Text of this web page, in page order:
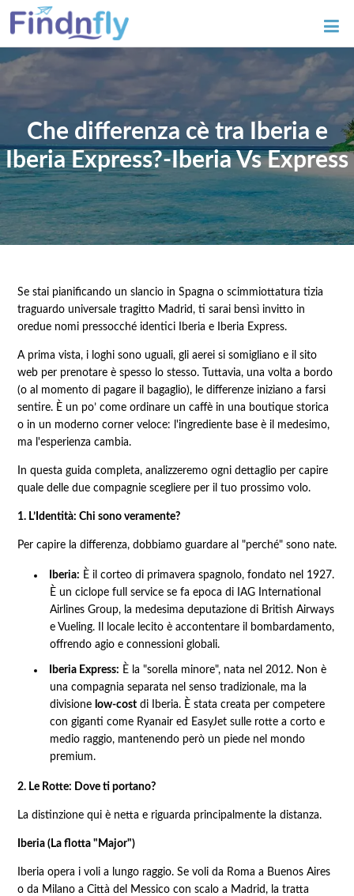
Che differenza cè tra Iberia e
Iberia Express?-Iberia Vs Express
Se stai pianificando un slancio in Spagna o scimmiottatura tizia
traguardo universale tragitto Madrid, ti sarai bensì invitto in
oredue nomi pressocché identici Iberia e Iberia Express.
A prima vista, i loghi sono uguali, gli aerei si somigliano e il sito
web per prenotare è spesso lo stesso. Tuttavia, una volta a bordo
(o al momento di pagare il bagaglio), le differenze iniziano a farsi
sentire. È un po’ come ordinare un caffè in una boutique storica
o in un moderno corner veloce: l'ingrediente base è il medesimo,
ma l'esperienza cambia.
In questa guida completa, analizzeremo ogni dettaglio per capire
quale delle due compagnie scegliere per il tuo prossimo volo.
1. L’Identità: Chi sono veramente?
Per capire la differenza, dobbiamo guardare al "perché" sono nate.
Iberia: È il corteo di primavera spagnolo, fondato nel 1927.
È un ciclope full service se fa epoca di IAG International
Airlines Group, la medesima deputazione di British Airways
e Vueling. Il locale lecito è accontentare il bombardamento,
offrendo agio e connessioni globali.
Iberia Express: È la "sorella minore", nata nel 2012. Non è
una compagnia separata nel senso tradizionale, ma la
divisione low-costdi Iberia. È stata creata per competere
con giganti come Ryanair ed EasyJet sulle rotte a corto e
medio raggio, mantenendo però un piede nel mondo
premium.
2. Le Rotte: Dove ti portano?
La distinzione qui è netta e riguarda principalmente la distanza.
Iberia (La flotta "Major")
Iberia opera i voli a lungo raggio. Se voli da Roma a Buenos Aires
o da Milano a Città del Messico con scalo a Madrid, la tratta